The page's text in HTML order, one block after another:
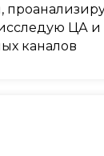
ЦА
каналов